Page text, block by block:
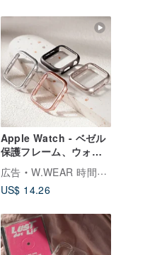
Apple Watch - ベゼル
保護フレーム、ウォッ
チバンド、スマホショ
ルダーストラップ
広告
W.WEAR 時間をまとう
US$ 14.26